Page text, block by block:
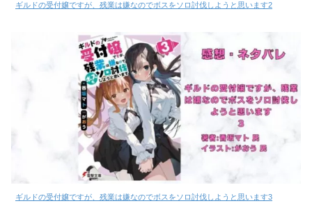
ギルドの受付嬢ですが、残業は嫌なのでボスをソロ討伐しようと思います2
ギルドの受付嬢ですが、残業は嫌なのでボスをソロ討伐しようと思います3